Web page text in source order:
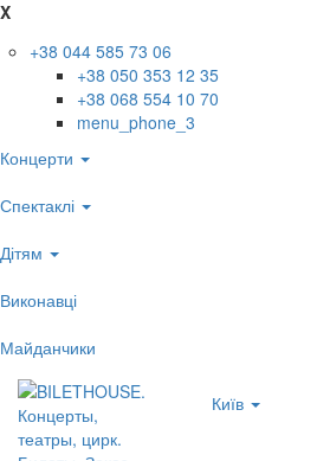
X
+38 044 585 73 06
+38 050 353 12 35
+38 068 554 10 70
menu_phone_3
Концерти
Спектаклі
Дітям
Виконавці
Майданчики
Київ